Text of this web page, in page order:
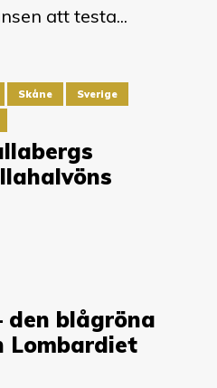
att testa...
Skåne Sverige
den blågröna
Lombardiet